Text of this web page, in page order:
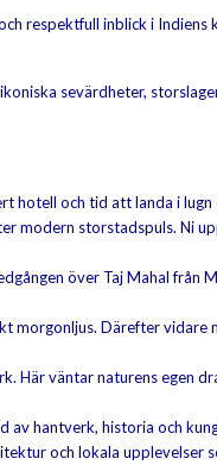
respektfull inblick i Indiens
sevärdheter,
hotell och tid att landa i lugn
modern storstadspuls. Ni
över Taj Mahal från
morgonljus. Därefter vidare
Här väntar naturens egen
av hantverk, historia och
och lokala upplevelser